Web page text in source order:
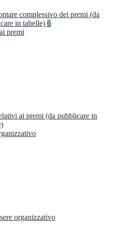
complessivo dei premi (da
in tabelle) 6
premi
ai premi (da pubblicare in
organizzativo